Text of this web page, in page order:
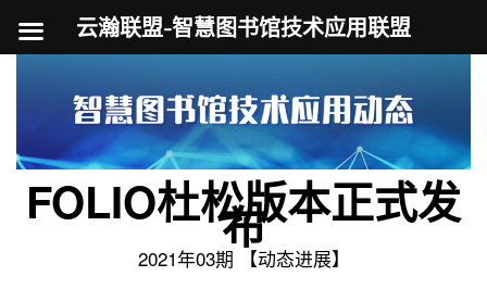
容
FOLIO杜松版本正式发
布
2021年03期 【动态进展】
云瀚联盟-智慧图书馆技术应用联盟